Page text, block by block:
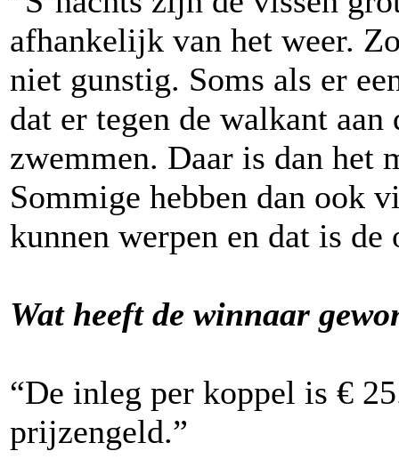
afhankelijk van het weer.
niet gunstig. Soms als er
dat er tegen de walkant
zwemmen. Daar is dan het
Sommige hebben dan ook
kunnen werpen en dat is
Wat heeft de winnaar
“De inleg per koppel is €
prijzengeld.”